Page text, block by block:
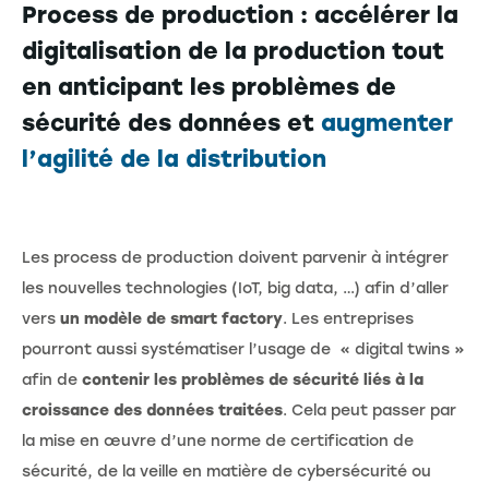
Process de production : accélérer la
digitalisation de la production tout
en anticipant les problèmes de
sécurité des données et augmenter
l’agilité de la distribution
Les process de production doivent parvenir à intégrer
les nouvelles technologies (IoT, big data, …) afin d’aller
vers un modèle de smart factory. Les entreprises
pourront aussi systématiser l’usage de « digital twins »
afin de contenir les problèmes de sécurité liés à la
croissance des données traitées. Cela peut passer par
la mise en œuvre d’une norme de certification de
sécurité, de la veille en matière de cybersécurité ou